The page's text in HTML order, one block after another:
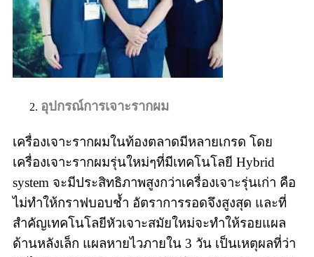
อุปกรณ์การเจาะรากผม
เครื่องเจาะรากผมในท้องตลาดมีหลายเกรด โดย
เครื่องเจาะรากผมรุ่นใหม่ๆที่มีเทคโนโลยี Hybrid
system จะมีประสิทธิภาพสูงกว่าเครื่องเจาะรุ่นเก่า คือ
ไม่ทำให้กราฟบอบช้ำ อัตราการรอดจึงสูงสุด และที่
สำคัญเทคโนโลยีหัวเจาะสมัยใหม่จะทำให้รอยแผล
ด้านหลังเล็ก แผลหายไวภายใน 3 วัน เป็นเหตุผลที่ว่า